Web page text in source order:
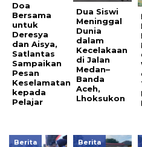
Doa
Bersama
untuk
Deresya
dan Aisya,
Satlantas
Sampaikan
Pesan
Keselamatan
kepada
Pelajar
Dua Siswi
Meninggal
Dunia
dalam
Kecelakaan
di Jalan
Medan–
Banda
Aceh,
Lhoksukon
Berita Berita